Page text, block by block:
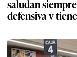
saludan
defensiva y